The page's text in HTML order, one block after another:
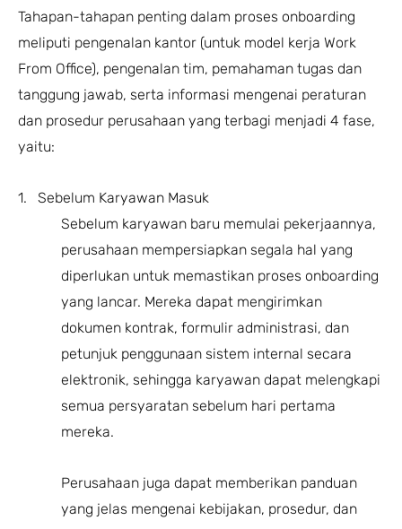
Tahapan-tahapan penting dalam proses onboarding
meliputi pengenalan kantor (untuk model kerja Work
From Office), pengenalan tim, pemahaman tugas dan
tanggung jawab, serta informasi mengenai peraturan
dan prosedur perusahaan yang terbagi menjadi 4 fase,
yaitu:
1. Sebelum Karyawan Masuk
Sebelum karyawan baru memulai pekerjaannya,
perusahaan mempersiapkan segala hal yang
diperlukan untuk memastikan proses onboarding
yang lancar. Mereka dapat mengirimkan
dokumen kontrak, formulir administrasi, dan
petunjuk penggunaan sistem internal secara
elektronik, sehingga karyawan dapat melengkapi
semua persyaratan sebelum hari pertama
mereka.
Perusahaan juga dapat memberikan panduan
yang jelas mengenai kebijakan, prosedur, dan